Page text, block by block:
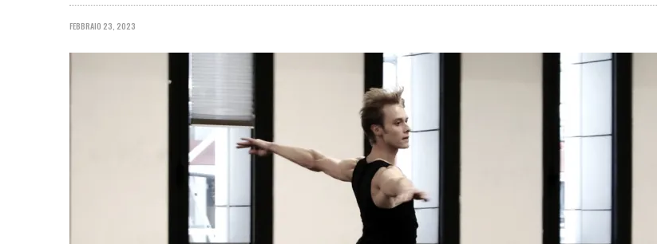
FEBBRAIO 23, 2023